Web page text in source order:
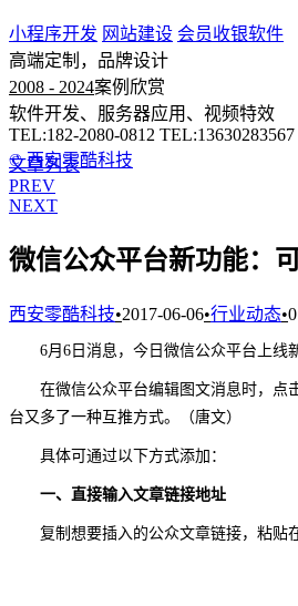
小程序开发 网站建设 会员收银软件
高端定制，品牌设计
2008 - 2024案例欣赏
软件开发、服务器应用、视频特效
TEL:182-2080-0812 TEL:13630283567
© 西安零酷科技
文章列表
PREV
NEXT
微信公众平台新功能：
西安零酷科技•2017-06-06•行业动态•0
6月6日消息，今日微信公众平台上线
在微信公众平台编辑图文消息时，点
台又多了一种互推方式。（唐文）
具体可通过以下方式添加：
一、直接输入文章链接地址
复制想要插入的公众文章链接，粘贴